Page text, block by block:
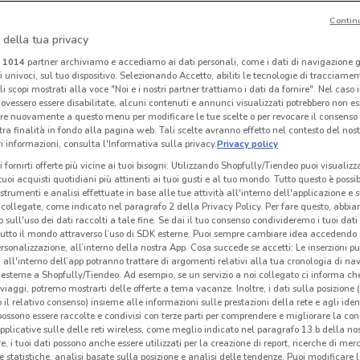
Famila Superstore
Scade domani 7.8 km
Famila
Scade domani 13.6 km
-2 GIORNI
É Qui Parafarmacie
Scade lunedì 1.8 km
Maisons du Monde
Scade il 31/08 2.4 km
della tua privacy
1014partner archiviamo e accediamo ai dati personali, come i dati di navigazione
sul tuo dispositivo. Selezionando Accetto, abiliti le tecnologie di
scopi mostrati alla voce "Noi e i nostri partner trattiamo i dati da fornire". Nel caso
essere disabilitate, alcuni contenuti e annunci visualizzati potrebbero non
nuovamente a questo menu per modificare le tue scelte o per revocare il
finalità in fondo alla pagina web. Tali scelte avranno effetto nel contesto del
informazioni, consulta l'Informativa sulla privacy.Privacy policy
fornirti offerte più vicine ai tuoi bisogni: Utilizzando Shopfully/Tiendeo puoi
acquisti quotidiani più attinenti ai tuoi gusti e al tuo mondo. Tutto questo è
e analisi effettuate in base alle tue attività all'interno dell'applicazione e
come indicato nel paragrafo 2 della Privacy Policy. Per fare questo,
sull'uso dei dati raccolti a tale fine. Se dai il tuo consenso condivideremo i tuoi dati
il mondo attraverso l’uso di SDK esterne. Puoi sempre cambiare idea accedendo
all’interno della nostra App. Cosa succede se accetti: Le inserzioni
all'interno dell’app potranno trattare di argomenti relativi alla tua cronologia di
a Shopfully/Tiendeo. Ad esempio, se un servizio a noi collegato ci informa
potremo mostrarti delle offerte a tema vacanze. Inoltre, i dati sulla posizione
il relativo consenso) insieme alle informazioni sulle prestazioni della rete e agli
essere raccolte e condivisi con terze parti per comprendere e migliorare la
sulle delle reti wireless, come meglio indicato nel paragrafo 13.b della
i tuoi dati possono anche essere utilizzati per la creazione di report, ricerche di
statistiche, analisi basate sulla posizione e analisi delle tendenze. Puoi modificare